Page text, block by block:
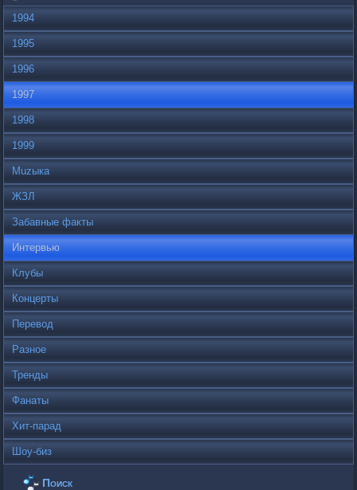
1994
1995
1996
1997
1998
1999
Muzыка
ЖЗЛ
Забавные факты
Интервью
Клубы
Концерты
Перевод
Разное
Тренды
Фанаты
Хит-парад
Шоу-биз
Поиск